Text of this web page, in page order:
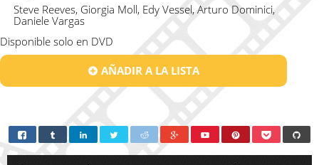
Steve Reeves, Giorgia Moll, Edy Vessel, Arturo Dominici,
Daniele Vargas
Disponible solo en DVD
AÑADIR A LA LISTA